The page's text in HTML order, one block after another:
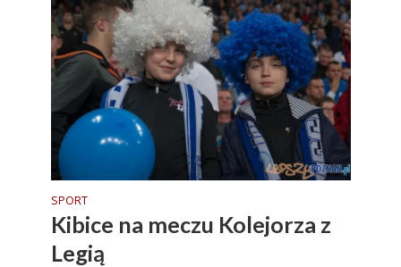
SPORT
Kibice na meczu Kolejorza z
Legią